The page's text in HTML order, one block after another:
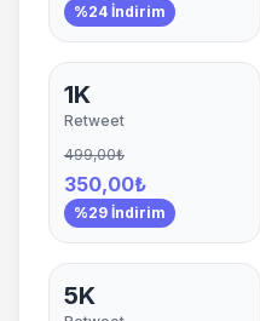
%24 İndirim
1K
Retweet
499,00₺
350,00₺
%29 İndirim
5K